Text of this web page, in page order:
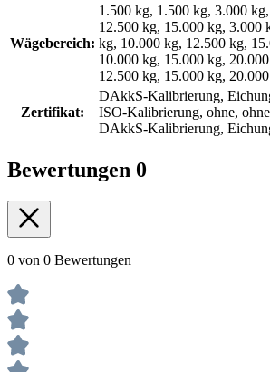
Wägebereich:
1.500 kg, 1.500 kg, 3.000
12.500 kg, 15.000 kg, 3.000
kg, 10.000 kg, 12.500 kg,
10.000 kg, 15.000 kg,
12.500 kg, 15.000 kg,
Zertifikat:
DAkkS-Kalibrierung,
ISO-Kalibrierung, ohne,
DAkkS-Kalibrierung,
Bewertungen 0
0 von 0 Bewertungen